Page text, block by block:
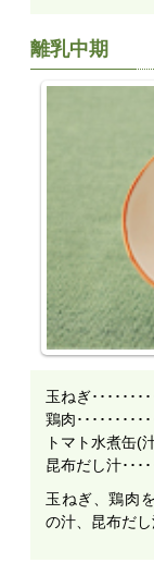
離乳中期
玉ねぎ･･･････
鶏肉･････････
トマト水煮缶(
昆布だし汁････
玉ねぎ、鶏肉
の汁、昆布だし